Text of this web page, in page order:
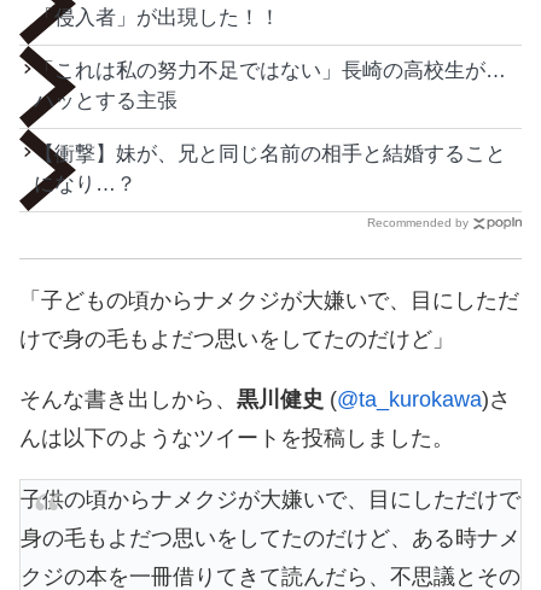
「侵入者」が出現した！！
「これは私の努力不足ではない」長崎の高校生が…
ハッとする主張
【衝撃】妹が、兄と同じ名前の相手と結婚すること
になり…？
Recommended by
「子どもの頃からナメクジが大嫌いで、目にしただ
けで身の毛もよだつ思いをしてたのだけど」
そんな書き出しから、 黒川健史 (@ta_kurokawa)さ
んは以下のようなツイートを投稿しました。
子供の頃からナメクジが大嫌いで、目にしただけで
身の毛もよだつ思いをしてたのだけど、ある時ナメ
クジの本を一冊借りてきて読んだら、不思議とその